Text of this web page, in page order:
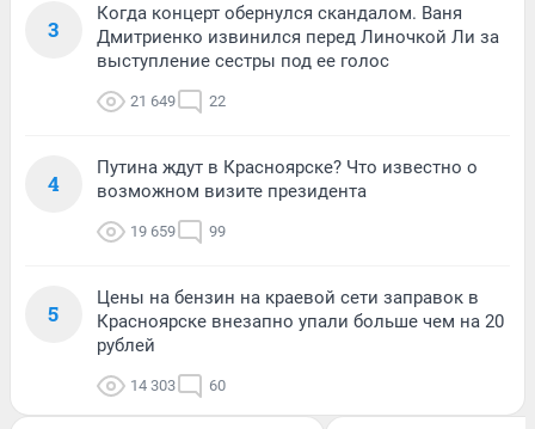
3
Когда концерт обернулся скандалом. Ваня
Дмитриенко извинился перед Линочкой Ли за
выступление сестры под ее голос
21 649 22
4
Путина ждут в Красноярске? Что известно о
возможном визите президента
19 659 99
5
Цены на бензин на краевой сети заправок в
Красноярске внезапно упали больше чем на 20
рублей
14 303 60